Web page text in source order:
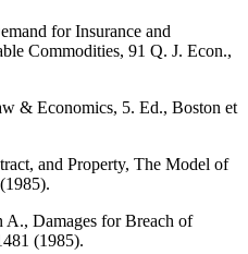
for Insurance and
Commodities, 91 Q. J. Econ.,
& Economics, 5. Ed., Boston et
and Property, The Model of
A., Damages for Breach of
(1985).